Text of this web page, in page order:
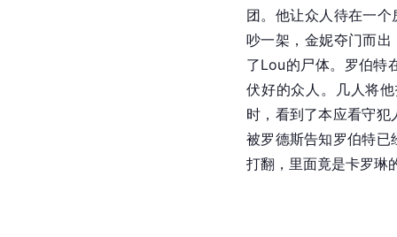
团。他让众人待在一
吵一架，金妮夺门而
了Lou的尸体。罗伯特
伏好的众人。几人将
时，看到了本应看守
被罗德斯告知罗伯特
打翻，里面竟是卡罗琳